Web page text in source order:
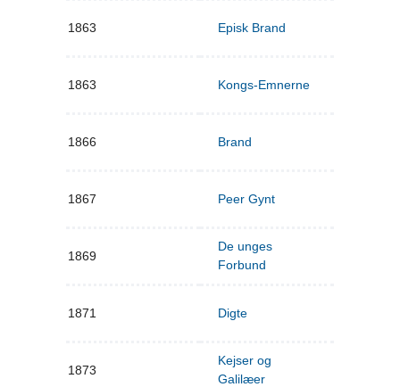
1863 Episk Brand
1863 Kongs-Emnerne
1866 Brand
1867 Peer Gynt
1869
De unges
Forbund
1871 Digte
1873
Kejser og
Galilæer